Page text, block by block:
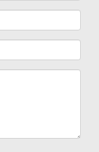
la propiedad,
no esté
sus